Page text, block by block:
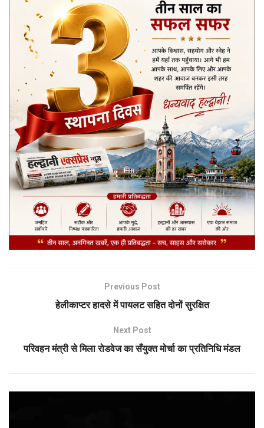
Previous Post
हेलीकाप्टर हादसे में पायलट सहित दोनों सुरक्षित
Next Post
परिवहन मंत्री से मिला रोडवेज का सँयुक्त मोर्चा का प्रतिनिधि मंडल